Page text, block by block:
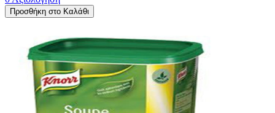
Προσθήκη στο Καλάθι